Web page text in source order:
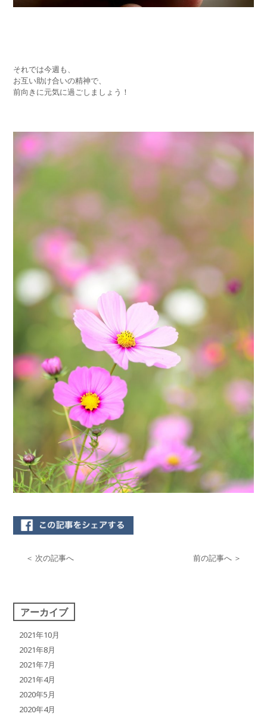
それでは今週も、
お互い助け合いの精神で、
前向きに元気に過ごしましょう！
＜ 次の記事へ 前の記事へ ＞
アーカイブ
2021年10月
2021年8月
2021年7月
2021年4月
2020年5月
2020年4月